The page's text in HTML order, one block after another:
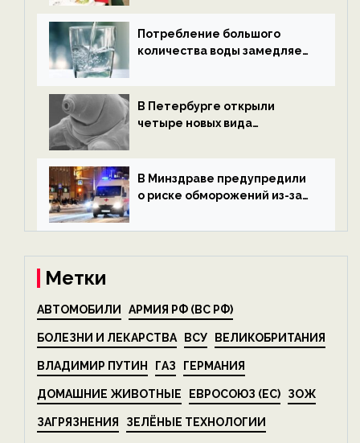
Потребление большого
количества воды замедляет
В Петербурге открыли
четыре новых вида
экологии на ECOportal
В Минздраве предупредили
о риске обморожений из-за
на ECOportal
Метки
АВТОМОБИЛИ АРМИЯ РФ (ВС РФ)
БОЛЕЗНИ И ЛЕКАРСТВА ВСУ ВЕЛИКОБРИТАНИЯ
ВЛАДИМИР ПУТИН ГАЗ ГЕРМАНИЯ
ДОМАШНИЕ ЖИВОТНЫЕ ЕВРОСОЮЗ (ЕС) ЗОЖ
ЗАГРЯЗНЕНИЯ ЗЕЛЁНЫЕ ТЕХНОЛОГИИ